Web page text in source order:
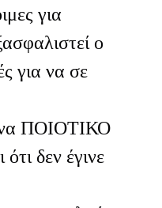
για
ο
για να σε
ΠΟΙΟΤΙΚΟ
δεν έγινε